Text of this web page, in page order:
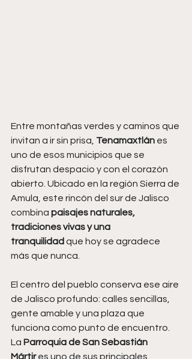
Entre montañas verdes y caminos que
invitan a ir sin prisa, Tenamaxtlán es
uno de esos municipios que se
disfrutan despacio y con el corazón
abierto. Ubicado en la región Sierra de
Amula, este rincón del sur de Jalisco
combina paisajes naturales,
tradiciones vivas y una
tranquilidad que hoy se agradece
más que nunca.
El centro del pueblo conserva ese aire
de Jalisco profundo: calles sencillas,
gente amable y una plaza que
funciona como punto de encuentro.
La Parroquia de San Sebastián
Mártir es uno de sus principales